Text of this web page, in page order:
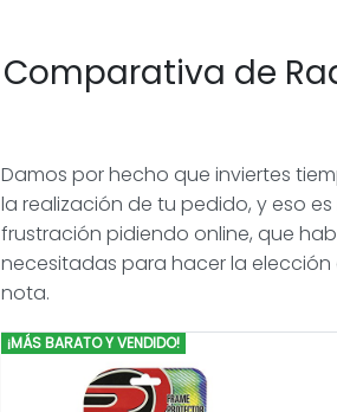
Comparativa de
Damos por hecho que inviertes
la realización de tu pedido, y eso
frustración pidiendo online, que
necesitadas para hacer la
nota.
¡MÁS BARATO Y VENDIDO!